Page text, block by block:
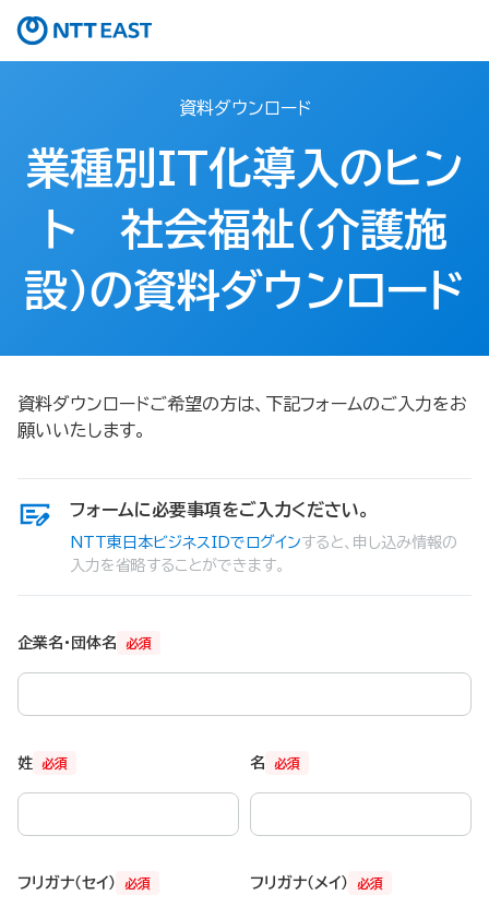
資料ダウンロード
業種別IT化導入のヒン
ト 社会福祉（介護施
設）の資料ダウンロード
資料ダウンロードご希望の方は、下記フォームのご入力をお
願いいたします。
フォームに必要事項をご入力ください。
NTT東日本ビジネスIDでログインすると、申し込み情報の
入力を省略することができます。
必須
企業名・団体名
必須
姓 必須
名
必須
フリガナ（セイ） 必須
フリガナ（メイ）